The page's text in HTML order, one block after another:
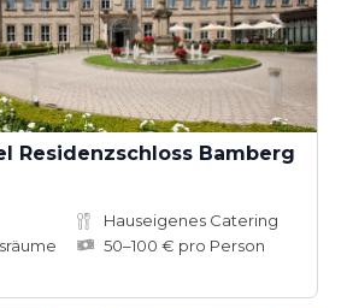
Residenzschloss Bamberg
Hauseigenes Catering
50–100 € pro Person